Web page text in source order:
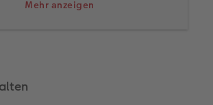
Mehr anzeigen
Händen als Rahmen in Szene